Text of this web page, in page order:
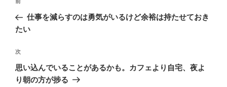
ナ
ゲ
ー
シ
前
の
投
仕事を減らすのは勇気がいるけど余裕は持たせておき
たい
次
の
投
次
思い込んでいることがあるかも。カフェより自宅、夜よ
り朝の方が捗る